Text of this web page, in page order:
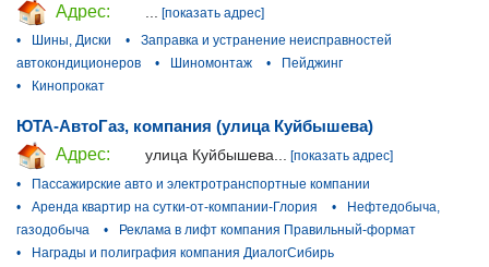
Адрес:
[показать адрес]
•
Шины, Диски •
Заправка и устранение неисправностей
автокондиционеров
• Шиномонтаж •
Пейджинг
•
Кинопрокат
ЮТА-АвтоГаз, компания (улица Куйбышева)
Адрес:
улица Куйбышева... [показать адрес]
•
Пассажирские авто и электротранспортные компании
•
Аренда квартир на сутки-от-компании-Глория •
Нефтедобыча,
газодобыча
•
Реклама в лифт компания Правильный-формат
•
Награды и полиграфия компания ДиалогСибирь